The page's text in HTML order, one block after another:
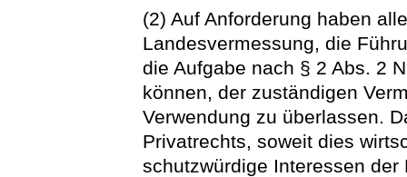
(2) Auf Anforderung haben
Landesvermessung, die
die Aufgabe nach § 2 Abs. 2
können, der zuständigen
Verwendung zu überlassen.
Privatrechts, soweit dies
schutzwürdige Interessen